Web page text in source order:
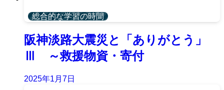
総合的な学習の時間
阪神淡路大震災と「ありがとう」
Ⅲ ～救援物資・寄付
2025年1月7日